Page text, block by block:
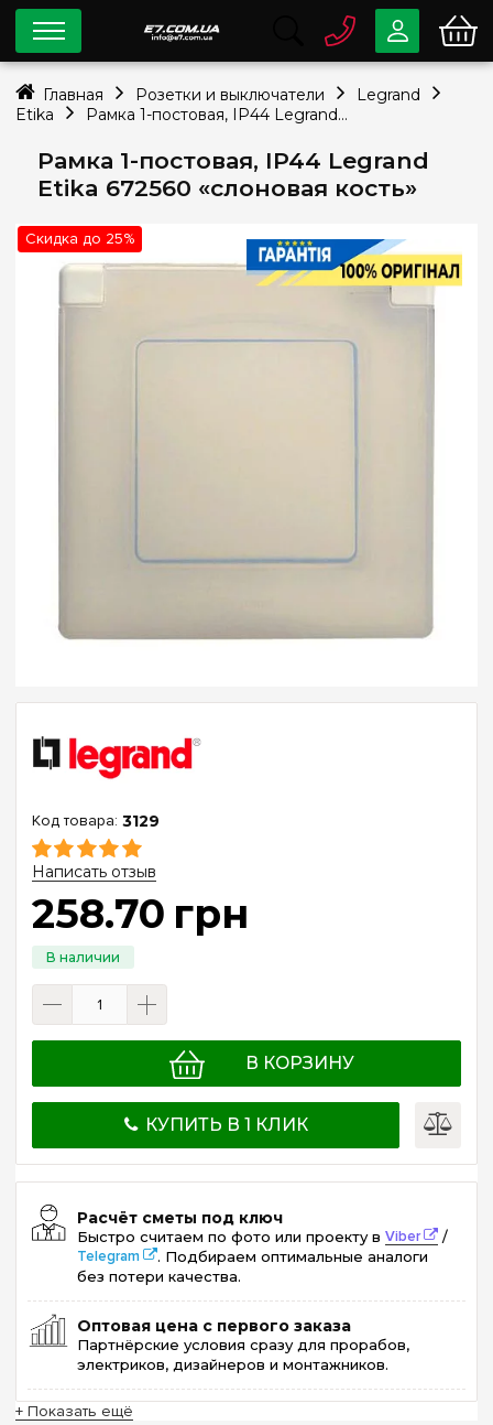
Рамка 1-постовая, IP44 Legrand
Etika 672560 «слоновая кость»
Скидка до 25%
3129
Написать отзыв
258.70 грн
В КОРЗИНУ
КУПИТЬ В 1 КЛИК
Расчёт сметы под ключ
Быстро считаем по фото или проекту в Viber
/
Telegram
. Подбираем оптимальные аналоги
без потери качества.
Оптовая цена с первого заказа
Партнёрские условия сразу для прорабов,
электриков, дизайнеров и монтажников.
+ Показать ещё
0 80033-63-07
info@e7.com.ua
044334-79-78
Viber Telegram
Главная Розетки и выключатели
Legrand
Etika
Рамка 1-постовая, IP44 Legrand Etika 672560 «слоновая кость»